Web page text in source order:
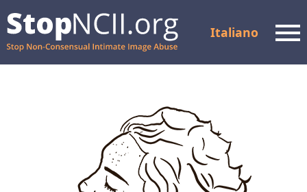
Italiano
Risorse e supporto
Come funziona